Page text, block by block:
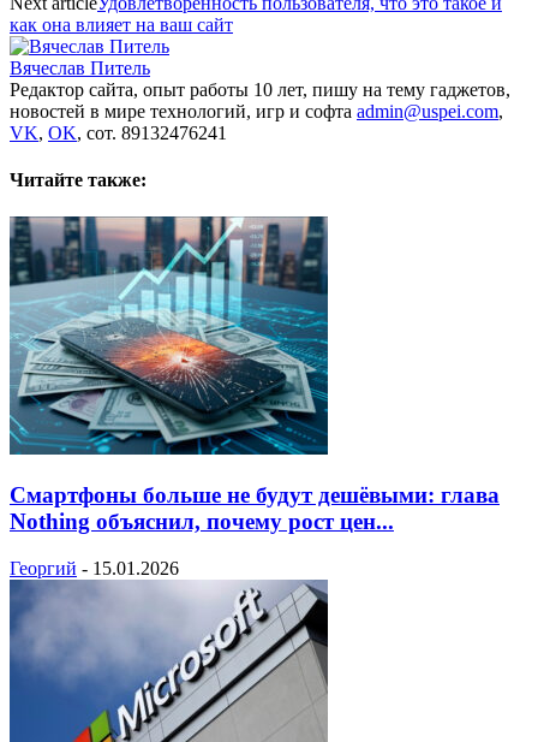
как она влияет на ваш сайт
Вячеслав Питель
Редактор сайта, опыт работы 10 лет, пишу на тему гаджетов,
новостей в мире технологий, игр и софта admin@uspei.com,
VK, OK, сот. 89132476241
Читайте также:
Смартфоны больше не будут дешёвыми: глава
Nothing объяснил, почему рост цен...
Георгий - 15.01.2026